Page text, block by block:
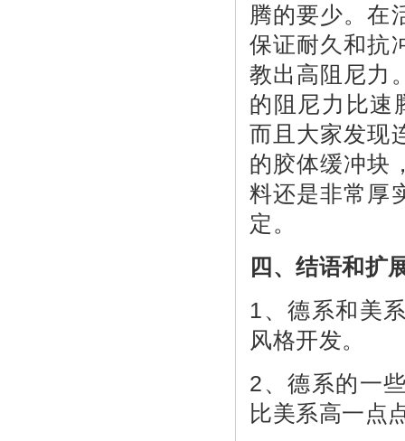
腾的要少。在
保证耐久和抗
教出高阻尼力
的阻尼力比速
而且大家发现
的胶体缓冲块
料还是非常厚
定。
四、结语和扩
1、德系和美
风格开发。
2、德系的一
比美系高一点